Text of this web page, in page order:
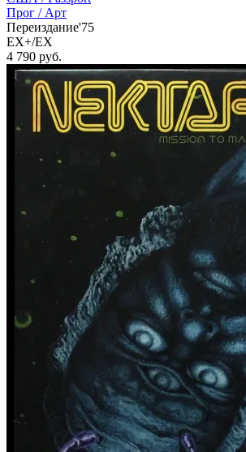
Прог / Арт
Переиздание'75
EX+/EX
4 790 руб.